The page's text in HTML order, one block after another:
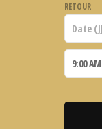
RETOUR